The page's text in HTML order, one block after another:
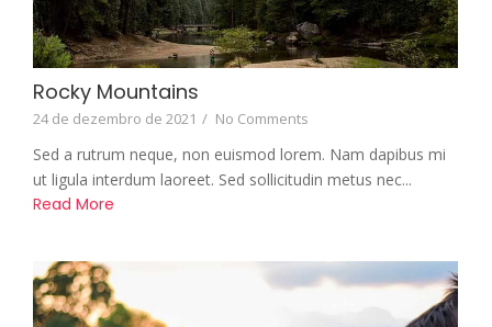
Rocky Mountains
24 de dezembro de 2021 / No Comments
Sed a rutrum neque, non euismod lorem. Nam dapibus mi
ut ligula interdum laoreet. Sed sollicitudin metus nec...
Read More